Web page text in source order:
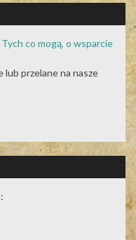
co mogą, o wsparcie
lub przelane na nasze